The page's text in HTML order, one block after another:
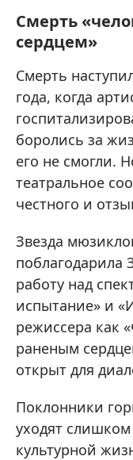
Смерть
сердцем»
Смерть
года, когда
боролись за
его не смогли.
театральное
честного и
Звезда
поблагодарила
работу над
испытание» и
режиссера как
раненым
открыт для
Поклонники
уходят слишком
культурной